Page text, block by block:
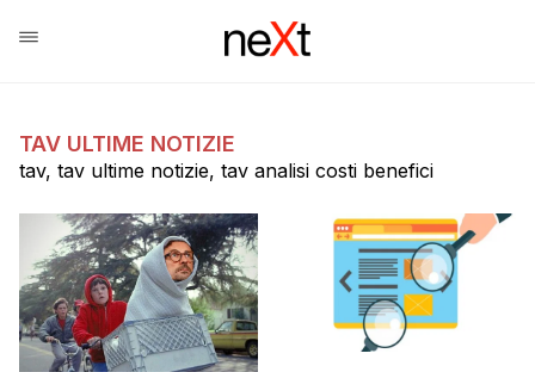
TAV ULTIME NOTIZIE
tav, tav ultime notizie, tav analisi costi benefici